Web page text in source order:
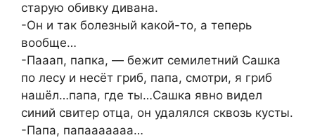
старую обивку дивана.
-Он и так болезный какой-то, а теперь
вообще…
-Пааап, папка, — бежит семилетний Сашка
по лесу и несёт гриб, папа, смотри, я гриб
нашёл…папа, где ты…Сашка явно видел
синий свитер отца, он удалялся сквозь кусты.
-Папа, папааааааа…